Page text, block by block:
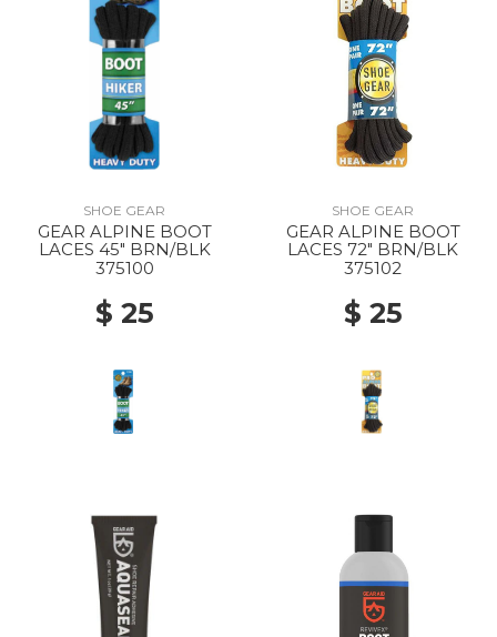
SHOE GEAR
GEAR ALPINE BOOT
LACES 45" BRN/BLK
375100
$ 25
SHOE GEAR
GEAR ALPINE BOOT
LACES 72" BRN/BLK
375102
$ 25